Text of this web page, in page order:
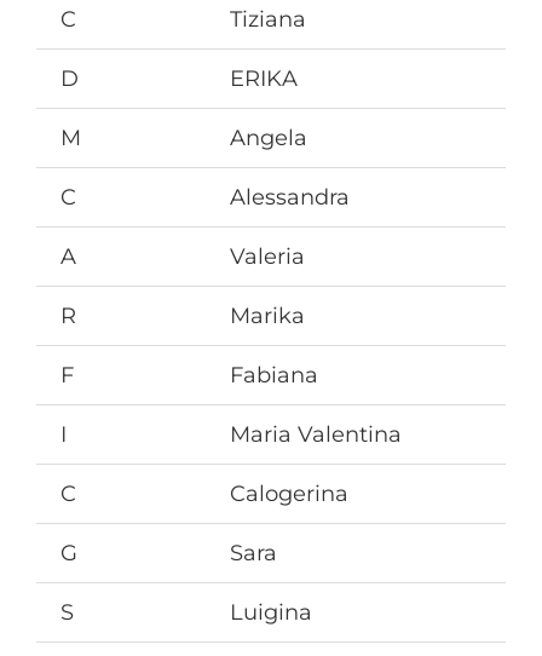
C Tiziana
D ERIKA
M Angela
C Alessandra
A Valeria
R Marika
F Fabiana
I Maria Valentina
C Calogerina
G Sara
S Luigina